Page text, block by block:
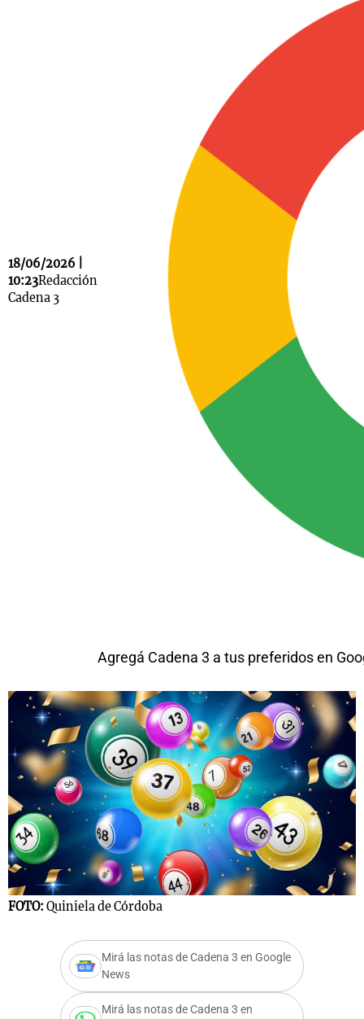
18/06/2026 |
10:23Redacción
Cadena 3
Agregá Cadena 3 a tus preferidos en
FOTO: Quiniela de Córdoba
Mirá las notas de Cadena 3 en Google
News
Mirá las notas de Cadena 3 en